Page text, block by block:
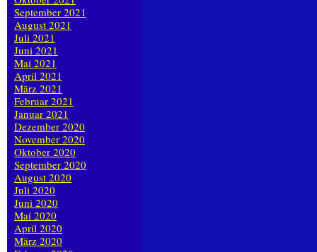
September 2021
August 2021
Juli 2021
Juni 2021
Mai 2021
April 2021
März 2021
Februar 2021
Januar 2021
Dezember 2020
November 2020
Oktober 2020
September 2020
August 2020
Juli 2020
Juni 2020
Mai 2020
April 2020
März 2020